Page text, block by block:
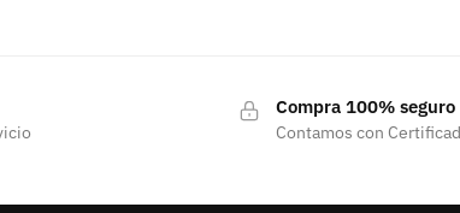
Compra 100% seguro
Contamos con